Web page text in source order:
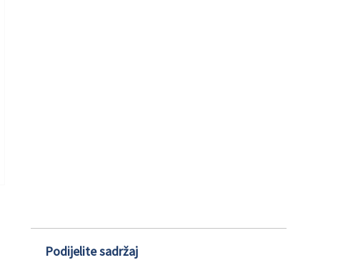
Podijelite sadržaj